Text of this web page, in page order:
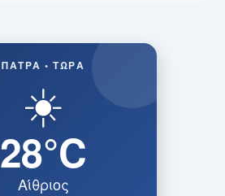
ΠΆΤΡΑ • ΤΏΡΑ
☀️
28°C
Αίθριος